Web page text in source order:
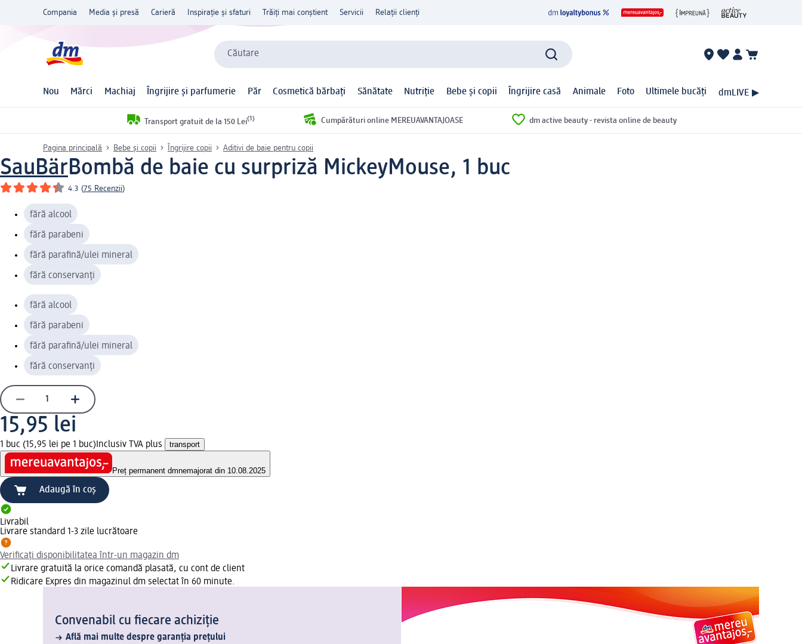
Compania Media și presă Carieră Inspirație și sfaturi Trăiți mai conștient Servicii Relații clienți
Căutare
Nou Mărci Machiaj Îngrijire și parfumerie Păr Cosmetică bărbați Sănătate Nutriție Bebe și copii Îngrijire casă Animale Foto Ultimele bucăți dmLIVE ▶
Transport gratuit de la 150 Lei(1) Cumpărături online MEREUAVANTAJOASE dm active beauty - revista online de beauty
Pagina principală Bebe și copii Îngrijire copii Aditivi de baie pentru copii
SauBärBombă de baie cu surpriză MickeyMouse, 1 buc
4.3 (75 Recenzii)
fără alcool
fără parabeni
fără parafină/ulei mineral
fără conservanți
fără alcool
fără parabeni
fără parafină/ulei mineral
fără conservanți
15,95 lei
1 buc (15,95 lei pe 1 buc) Inclusiv TVA plus transport
Preț permanent dmnemajorat din 10.08.2025
Adaugă în coș
Livrabil
Livrare standard 1-3 zile lucrătoare
Verificați disponibilitatea într-un magazin dm
Livrare gratuită la orice comandă plasată, cu cont de client
Ridicare Expres din magazinul dm selectat în 60 minute.
Convenabil cu fiecare achiziție
Află mai multe despre garanția prețului